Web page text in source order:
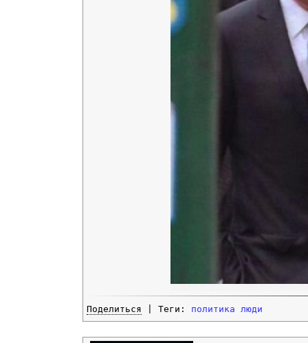
Поделиться | Теги: политика люди